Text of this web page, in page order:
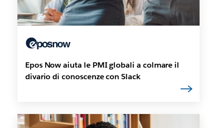
Epos Now aiuta le PMI globali a colmare il
divario di conoscenze con Slack